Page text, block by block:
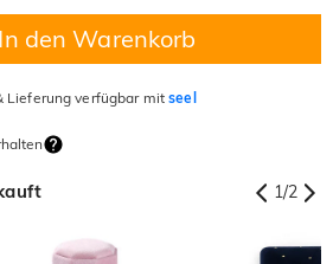
In den Warenkorb
Lieferung verfügbar mitseel
1/2